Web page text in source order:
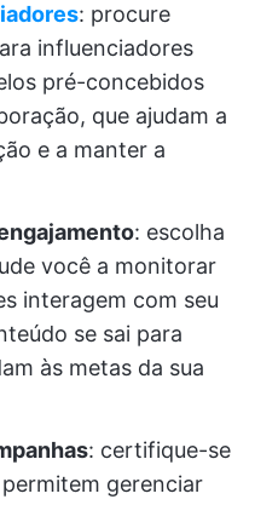
: procure
influenciadores
pré-concebidos
que ajudam a
e a manter a
: escolha
você a monitorar
interagem com seu
se sai para
às metas da sua
: certifique-se
gerenciar